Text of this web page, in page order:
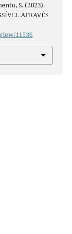
S. (2023).
ATRAVÉS
11536